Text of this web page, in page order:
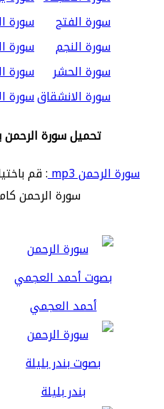
سورة الفتح
سورة
سورة النجم
سورة
سورة الحشر
سورة
سورة الانشقاقسورة
تحميل سورة
سورة الرحمن mp3
: قم
سورة الرحمن
أحمد العجمي
بندر بليلة